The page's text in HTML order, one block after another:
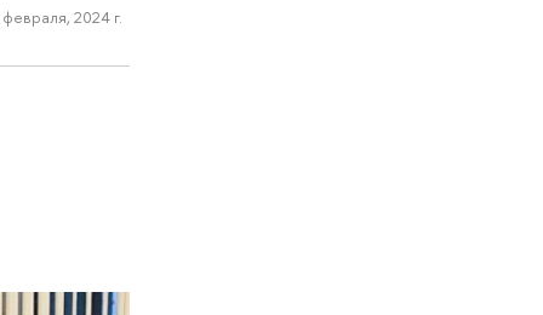
февраля, 2024 г.